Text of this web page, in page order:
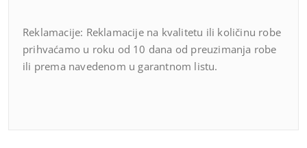
Reklamacije: Reklamacije na kvalitetu ili količinu robe
prihvaćamo u roku od 10 dana od preuzimanja robe
ili prema navedenom u garantnom listu.